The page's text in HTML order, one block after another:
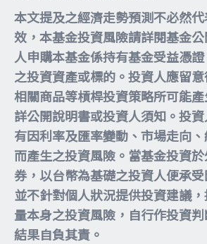
本文提及之經濟走勢預測不必然
效，本基金投資風險請詳閱基金
人申購本基金係持有基金受益憑
之投資資產或標的。投資人應留
相關商品等槓桿投資策略所可能
詳公開說明書或投資人須知。投
有因利率及匯率變動、市場走向
而產生之投資風險。當基金投資
券，以台幣為基礎之投資人便承
並不針對個人狀況提供投資建議
量本身之投資風險，自行作投資
結果自負其責。